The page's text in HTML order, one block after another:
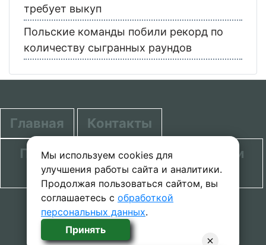
Мы используем cookies для
улучшения работы сайта и аналитики.
Продолжая пользоваться сайтом, вы
соглашаетесь с обработкой
персональных данных.
Принять
требует выкуп
Польские команды побили рекорд по
количеству сыгранных раундов
Главная
Контакты
Политика в отношении обработки
персональных данных
© 2020-2026 проект SecretGuide.RU При
копировании материалов сcылка на сайт
обязательна.